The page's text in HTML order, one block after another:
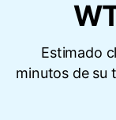
Estimado
minutos de su